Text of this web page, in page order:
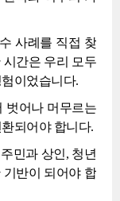
사례를 직접 찾
간은 우리 모두
이었습니다.
벗어나 머무르는
되어야 합니다.
민과 상인, 청년
반이 되어야 합